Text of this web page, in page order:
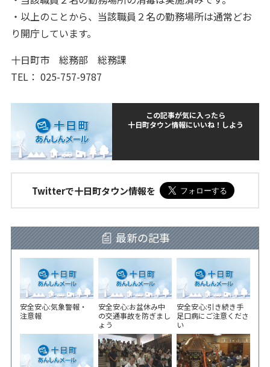
・以上のことから、当該職員２名の勤務場所は通常どお
り開庁しています。
十日町市 総務部 総務課
TEL： 025-757-9787
この記事が気に入ったら
十日町タウン情報にいいね！しよう
Twitterで十日町タウン情報を
最新の記事
安全安心:気象警報・
注意報
安全安心:お盆休み中
の交通事故を防ぎまし
ょう
安全安心:引き続き手
足口病にご注意くださ
い